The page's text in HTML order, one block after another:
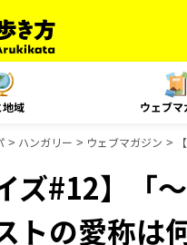
地域 ウェブマ
ハンガリー ウェブマガジン
ズ#12】「
トの愛称は